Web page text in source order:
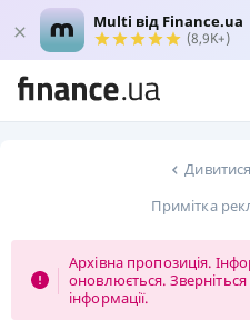
Multi від Finance.ua
(8,9K+)
Примітка
Архівна пропозиція.
оновлюється.
інформації.